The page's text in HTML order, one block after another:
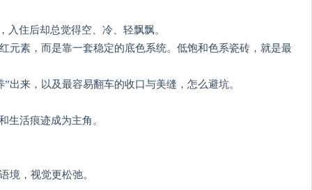
住后却总觉得空、冷、轻飘飘。
元素，而是靠一套稳定的底色系统。低饱和色系瓷砖，就是最
来，以及最容易翻车的收口与美缝，怎么避坑。
活痕迹成为主角。
境，视觉更松弛。